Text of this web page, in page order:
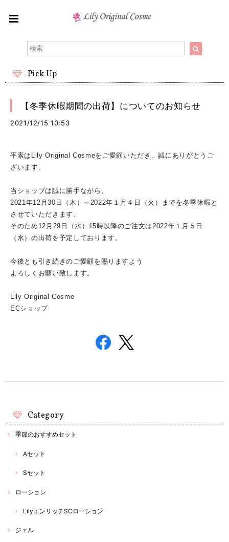
Pick Up
【冬季休暇期間の出荷】についてのお知らせ
2021/12/15 10:53
平素はLily Original Cosmeをご愛顧いただき、誠にありがとうご
ざいます。
当ショップは誠に勝手ながら、
2021年12月30日（木）～ 2022年１月４日（火）
までを冬季休暇と
させていただきます。
そのため12月29日（水）15時以降のご注文は2022年１月５日
（水）の出荷を予定しております。
今後とも引き続きのご愛顧を賜りますよう
よろしくお願い致します。
Lily Original Cosme
ECショップ
Category
季節のおすすめセット
Aセット
Sセット
ローション
LilyエンリッチSCローション
ジェル